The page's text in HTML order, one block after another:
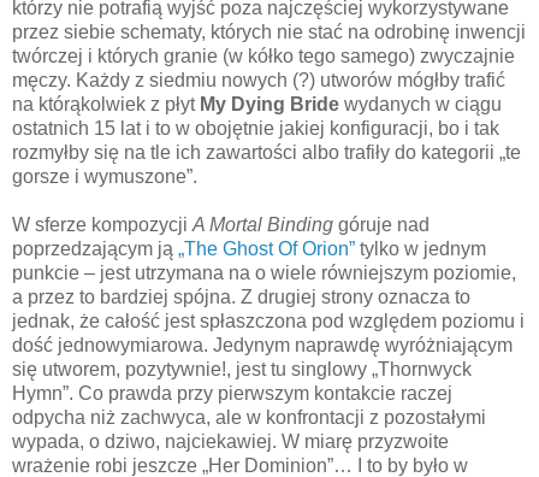
którzy nie potrafią wyjść poza najczęściej wykorzystywane
przez siebie schematy, których nie stać na odrobinę inwencji
twórczej i których granie (w kółko tego samego) zwyczajnie
męczy. Każdy z siedmiu nowych (?) utworów mógłby trafić
na którąkolwiek z płyt My Dying Bride wydanych w ciągu
ostatnich 15 lat i to w obojętnie jakiej konfiguracji, bo i tak
rozmyłby się na tle ich zawartości albo trafiły do kategorii „te
gorsze i wymuszone”.
W sferze kompozycji A Mortal Binding góruje nad
poprzedzającym ją „The Ghost Of Orion” tylko w jednym
punkcie – jest utrzymana na o wiele równiejszym poziomie,
a przez to bardziej spójna. Z drugiej strony oznacza to
jednak, że całość jest spłaszczona pod względem poziomu i
dość jednowymiarowa. Jedynym naprawdę wyróżniającym
się utworem, pozytywnie!, jest tu singlowy „Thornwyck
Hymn”. Co prawda przy pierwszym kontakcie raczej
odpycha niż zachwyca, ale w konfrontacji z pozostałymi
wypada, o dziwo, najciekawiej. W miarę przyzwoite
wrażenie robi jeszcze „Her Dominion”… I to by było w